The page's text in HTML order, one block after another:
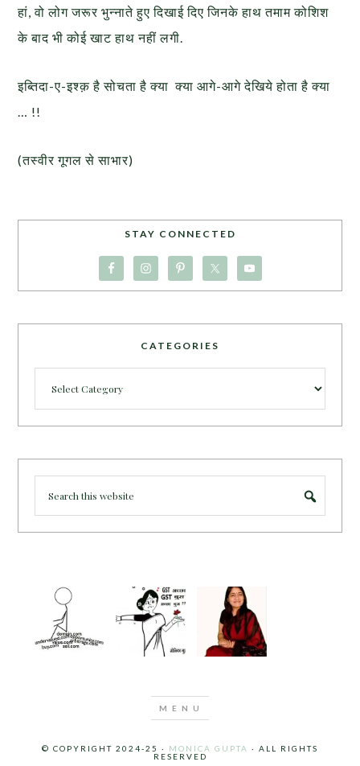
हां, वो लोग जरूर भुन्नाते हुए दिखाई दिए जिनके हाथ तमाम कोशिश
के बाद भी कोई खाट हाथ नहीं लगी.
इब्तिदा-ए-इश्क़ है सोचता है क्या क्या आगे-आगे देखिये होता है क्या
… !!
(तस्वीर गूगल से साभार)
STAY CONNECTED
CATEGORIES
© COPYRIGHT 2024-25 · MONICA GUPTA · ALL RIGHTS
RESERVED